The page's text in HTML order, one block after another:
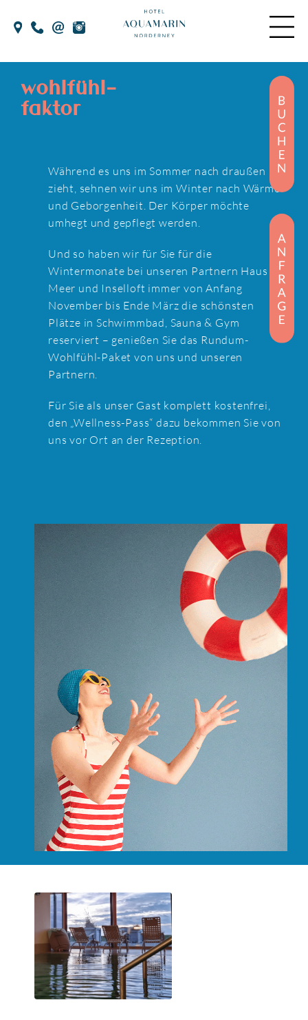
content
wohlfühl-
faktor
Während es uns im Sommer nach draußen
zieht, sehnen wir uns im Winter nach Wärme
und Geborgenheit. Der Körper möchte
umhegt und gepflegt werden.
Und so haben wir für Sie für die
Wintermonate bei unseren Partnern Haus am
Meer und Inselloft immer von Anfang
November bis Ende März die schönsten
Plätze in Schwimmbad, Sauna & Gym
reserviert – genießen Sie das Rundum-
Wohlfühl-Paket von uns und unseren
Partnern.
Für Sie als unser Gast komplett kostenfrei,
den „Wellness-Pass“ dazu bekommen Sie von
uns vor Ort an der Rezeption.